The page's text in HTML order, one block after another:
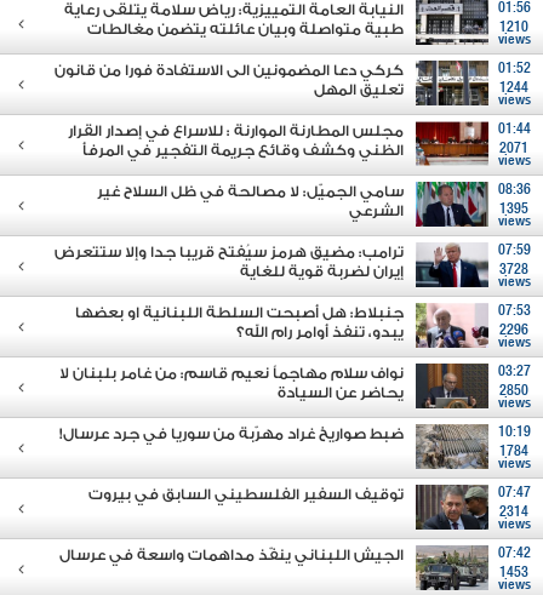
01:56
1210
views
النيابة العامة التمييزية: رياض سلامة يتلقى رعاية
طبية متواصلة وبيان عائلته يتضمن مغالطات
01:52
1244
views
كركي دعا المضمونين الى الاستفادة فورا من قانون
تعليق المهل
01:44
2071
views
مجلس المطارنة الموارنة : للاسراع في إصدار القرار
الظني وكشف وقائع جريمة التفجير في المرفأ
08:36
1395
views
سامي الجميّل: لا مصالحة في ظل السلاح غير
الشرعي
07:59
3728
views
ترامب: مضيق هرمز سيُفتح قريبا جدا وإلا ستتعرض
إيران لضربة قوية للغاية
07:53
2296
views
جنبلاط: هل أصبحت السلطة اللبنانية او بعضها
يبدو، تنفذ أوامر رام الله؟
03:27
2850
views
نواف سلام مهاجماً نعيم قاسم: من غامر بلبنان لا
يحاضر عن السيادة
10:19
1784
views
ضبط صواريخ غراد مهرّبة من سوريا في جرد عرسال!
07:47
2314
views
توقيف السفير الفلسطيني السابق في بيروت
07:42
1453
views
الجيش اللبناني ينفّذ مداهمات واسعة في عرسال